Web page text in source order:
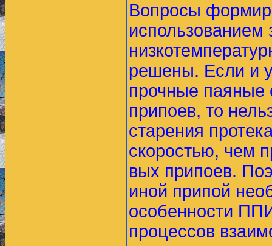
Вопросы
использованием
решены. Если и
прочные
припоев, то
старения
скоростью, чем
вых припоев.
иной припой
особенности
процессов